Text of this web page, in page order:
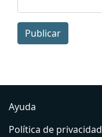
Publicar
Ayuda
Política de privacidad